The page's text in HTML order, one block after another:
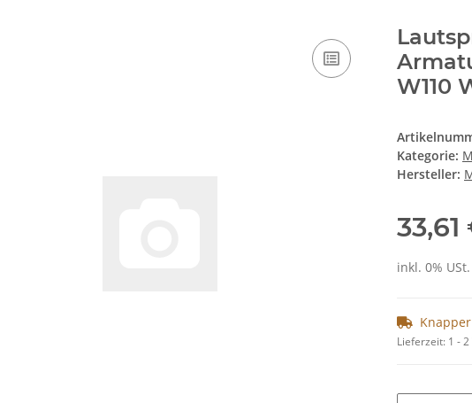
W110
Kategorie:
Hersteller:
33,61
inkl. 0%
Lieferzeit: 1 -